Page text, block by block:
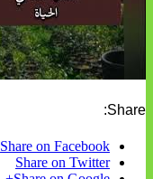
Share:
Share on Facebook
Share on Twitter